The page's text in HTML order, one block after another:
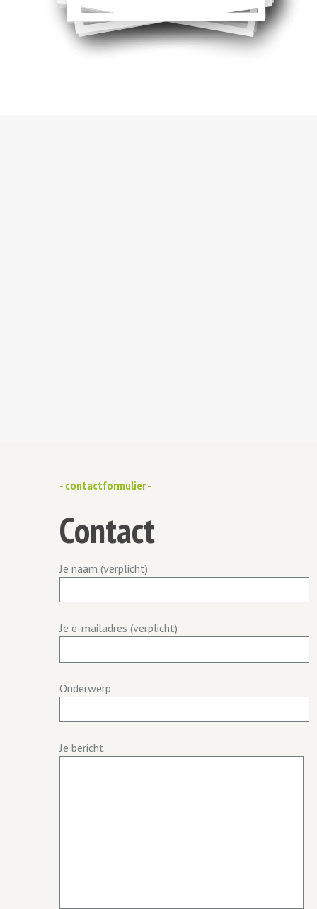
- contactformulier -
Contact
Je naam (verplicht)
Je e-mailadres (verplicht)
Onderwerp
Je bericht